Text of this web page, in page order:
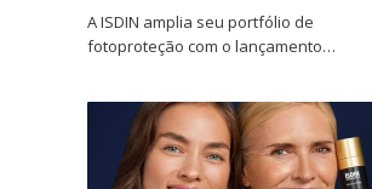
A ISDIN amplia seu portfólio de
fotoproteção com o lançamento…